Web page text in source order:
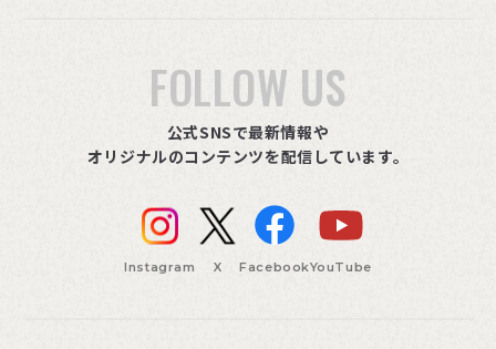
FOLLOW US
公式SNSで最新情報や
オリジナルのコンテンツを配信しています。
Instagram X FacebookYouTube